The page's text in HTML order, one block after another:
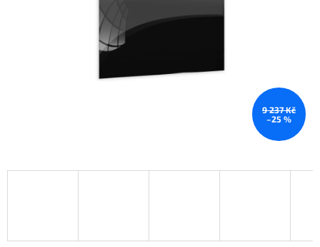
9 237 Kč
–25 %